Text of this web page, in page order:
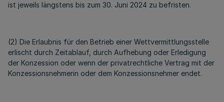
ist jeweils längstens bis zum 30. Juni 2024 zu befristen.
(2) Die Erlaubnis für den Betrieb einer Wettvermittlungsstelle
erlischt durch Zeitablauf, durch Aufhebung oder Erledigung
der Konzession oder wenn der privatrechtliche Vertrag mit der
Konzessionsnehmerin oder dem Konzessionsnehmer endet.